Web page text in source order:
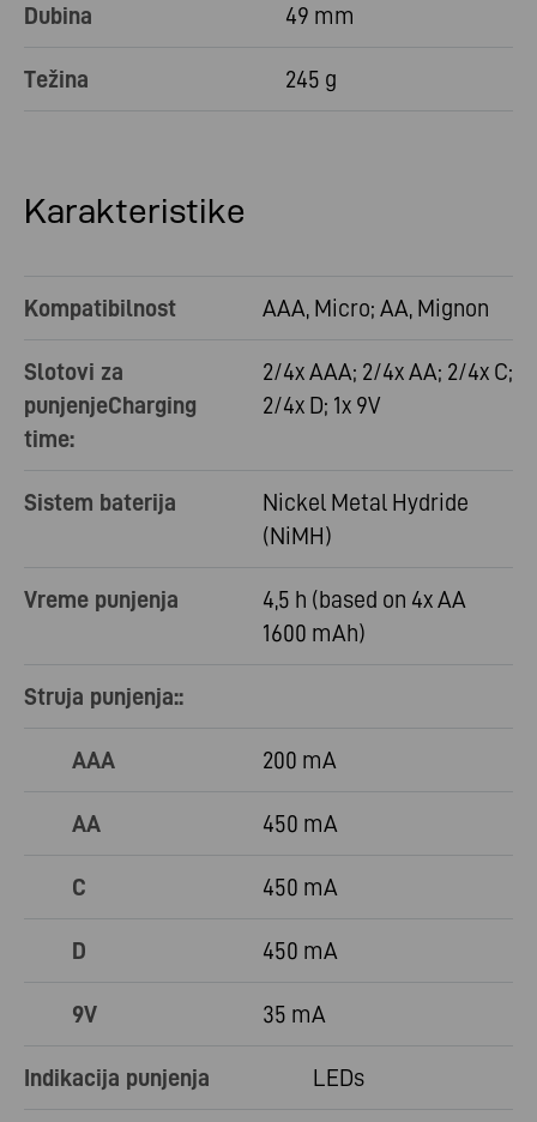
Dubina 49 mm
Težina 245 g
Karakteristike
Kompatibilnost AAA, Micro; AA, Mignon
Slotovi za
punjenjeCharging
time:
2/4x AAA; 2/4x AA; 2/4x C;
2/4x D; 1x 9V
Sistem baterija
Nickel Metal Hydride
(NiMH)
Vreme punjenja
4,5 h (based on 4x AA
1600 mAh)
Struja punjenja::
AAA 200 mA
AA 450 mA
C 450 mA
D 450 mA
9V 35 mA
Indikacija punjenja LEDs